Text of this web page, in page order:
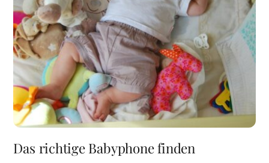
Das richtige Babyphone finden